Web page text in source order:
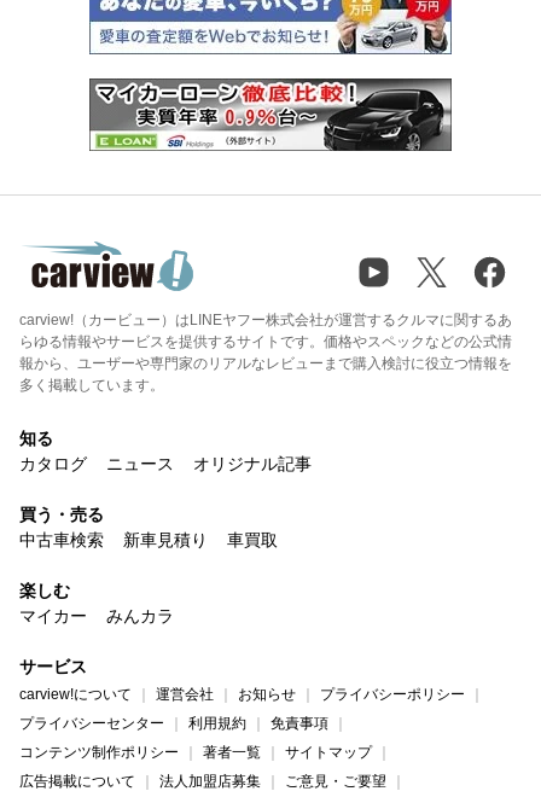
carview!（カービュー）はLINEヤフー株式会社が運営するクルマに関するあ
らゆる情報やサービスを提供するサイトです。価格やスペックなどの公式情
報から、ユーザーや専門家のリアルなレビューまで購入検討に役立つ情報を
多く掲載しています。
知る
カタログ
ニュース オリジナル記事
買う・売る
中古車検索
新車見積り 車買取
楽しむ
マイカー
みんカラ
サービス
carview!について 運営会社 お知らせ
プライバシーポリシー
プライバシーセンター
利用規約
免責事項
コンテンツ制作ポリシー
著者一覧
サイトマップ
広告掲載について
法人加盟店募集 ご意見・ご要望